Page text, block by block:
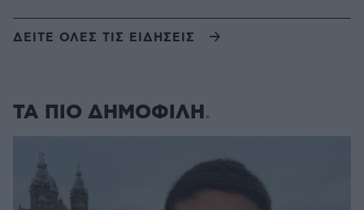
ΔΕΙΤΕ ΟΛΕΣ ΤΙΣ ΕΙΔΗΣΕΙΣ
ΤΑ ΠΙΟ ΔΗΜΟΦΙΛΗ